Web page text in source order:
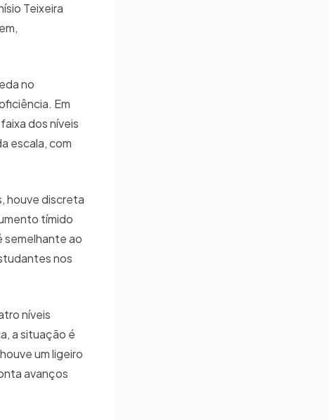
Teixeira
no
Em
dos níveis
escala, com
houve discreta
tímido
semelhante ao
nos
níveis
a situação é
um ligeiro
avanços